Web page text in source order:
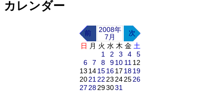
カレンダー
前
2008年
7月
次
日 月 火 水 木 金 土
1
2 3 4
5
6
7 8 910 11 12
13 14151617 1819
2021 22 23 242526
27 28293031